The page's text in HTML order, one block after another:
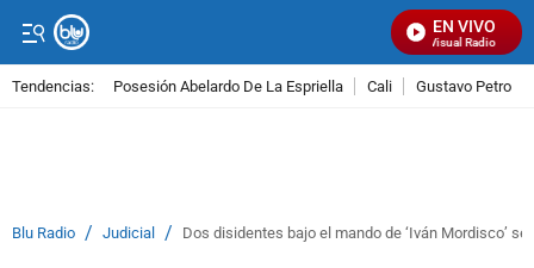
EN VIVO
Señal Visual Radio
Tendencias: Posesión Abelardo De La Espriella Cali Gustavo Petro
Blu Radio / Judicial / Dos disidentes bajo el mando de ‘Iván Mordisco’